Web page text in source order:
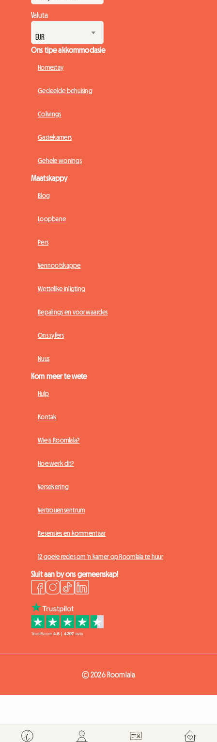
Valuta
Ons tipe akkommodasie
Homestay
Gedeelde behuising
Colivings
Gastekamers
Gehele wonings
Maatskappy
Blog
Loopbane
Pers
Vennootskappe
Wettelike inligting
Bepalings en voorwaardes
Ons syfers
Nuus
Kom meer te wete
Hulp
Kontak
Wie is Roomlala?
Hoe werk dit?
Versekering
Vertrouensentrum
Resensies en kommentaar
12 goeie redes om 'n kamer op Roomlala te huur
Sluit aan by ons gemeenskap!
© 2026 Roomlala